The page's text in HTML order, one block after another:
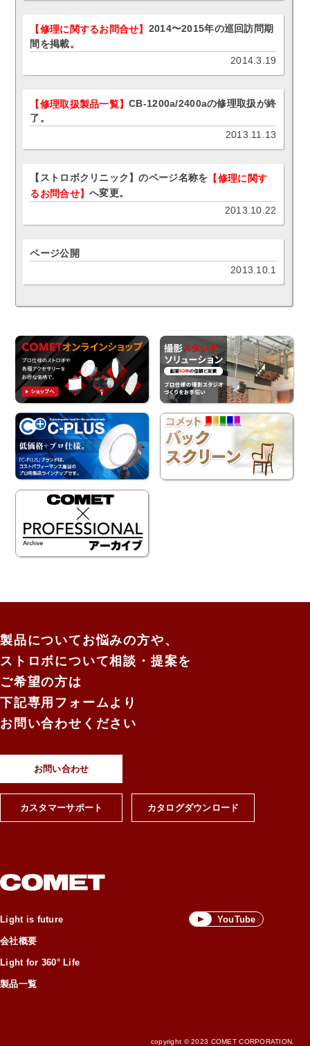
【修理に関するお問合せ】 2014〜2015年の巡回訪問期
間を掲載。
2014.3.19
【修理取扱製品一覧】CB-1200a/2400aの修理取扱が終
了。
2013.11.13
【ストロボクリニック】のページ名称を 【修理に関す
るお問合せ】へ変更。
2013.10.22
ページ公開
2013.10.1
製品についてお悩みの方や、
ストロボについて相談・提案を
ご希望の方は
下記専用フォームより
お問い合わせください
お問い合わせ
カスタマーサポート カタログダウンロード
Light is future
会社概要
Light for 360° Life
製品一覧
YouTube
copyright © 2023 COMET CORPORATION.